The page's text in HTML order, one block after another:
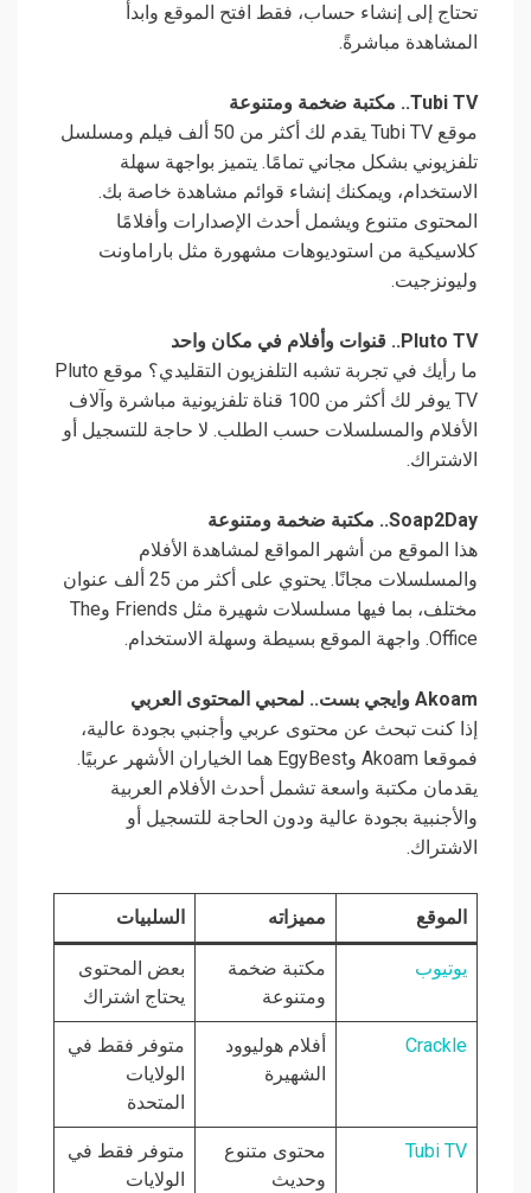
تحتاج إلى إنشاء حساب، فقط افتح الموقع وابدأ
المشاهدة مباشرةً.
Tubi TV.. مكتبة ضخمة ومتنوعة
موقع Tubi TV يقدم لك أكثر من 50 ألف فيلم ومسلسل
تلفزيوني بشكل مجاني تمامًا. يتميز بواجهة سهلة
الاستخدام، ويمكنك إنشاء قوائم مشاهدة خاصة بك.
المحتوى متنوع ويشمل أحدث الإصدارات وأفلامًا
كلاسيكية من استوديوهات مشهورة مثل باراماونت
وليونزجيت.
Pluto TV.. قنوات وأفلام في مكان واحد
ما رأيك في تجربة تشبه التلفزيون التقليدي؟ موقع Pluto
TV يوفر لك أكثر من 100 قناة تلفزيونية مباشرة وآلاف
الأفلام والمسلسلات حسب الطلب. لا حاجة للتسجيل أو
الاشتراك.
Soap2Day.. مكتبة ضخمة ومتنوعة
هذا الموقع من أشهر المواقع لمشاهدة الأفلام
والمسلسلات مجانًا. يحتوي على أكثر من 25 ألف عنوان
مختلف، بما فيها مسلسلات شهيرة مثل Friends وThe
Office. واجهة الموقع بسيطة وسهلة الاستخدام.
Akoam وايجي بست.. لمحبي المحتوى العربي
إذا كنت تبحث عن محتوى عربي وأجنبي بجودة عالية،
فموقعا Akoam وEgyBest هما الخياران الأشهر عربيًا.
يقدمان مكتبة واسعة تشمل أحدث الأفلام العربية
والأجنبية بجودة عالية ودون الحاجة للتسجيل أو
الاشتراك.
الموقع مميزاته السلبيات
يوتيوب
مكتبة ضخمة
ومتنوعة
بعض المحتوى
يحتاج اشتراك
Crackle
أفلام هوليوود
الشهيرة
متوفر فقط في
الولايات
المتحدة
Tubi TV
محتوى متنوع
وحديث
متوفر فقط في
الولايات